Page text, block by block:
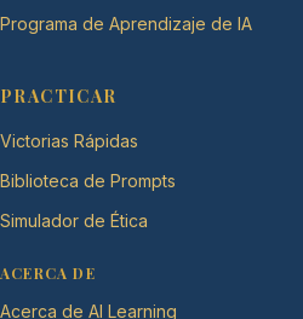
Programa de Aprendizaje de IA
PRACTICAR
Victorias Rápidas
Biblioteca de Prompts
Simulador de Ética
ACERCA DE
Acerca de AI Learning